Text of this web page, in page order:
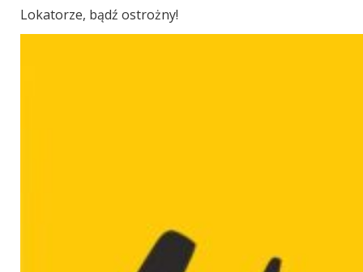
Lokatorze, bądź ostrożny!